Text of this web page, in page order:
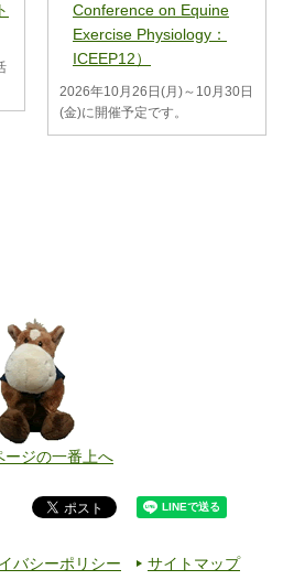
Conference on Equine
Exercise Physiology：
ICEEP12）
2026年10月26日(月)～10月30日
(金)に開催予定です。
ージの一番上へ
バシーポリシー
サイトマップ